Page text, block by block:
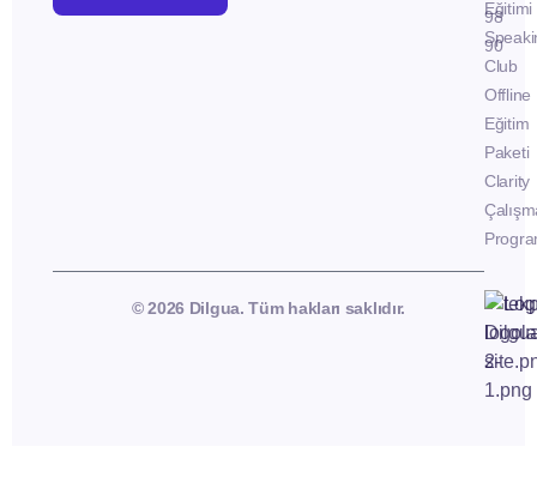
Eğitimi
Club
Offline
Eğitim
Paketi
Clarity
98
90
© 2026 Dilgua. Tüm hakları saklıdır.